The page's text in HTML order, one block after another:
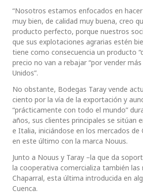
“Nosotros estamos enfocados en
muy bien, de calidad muy buena, creo
producto perfecto, porque nuestros
que sus explotaciones agrarias estén
tiene como consecuencia un producto
precio no van a rebajar “por vender
Unidos”.
No obstante, Bodegas Taray vende
ciento por la vía de la exportación y
“prácticamente con todo el mundo”
años, sus clientes principales se sitúan
e Italia, iniciándose en los mercados de
en este último con la marca Nouus.
Junto a Nouus y Taray –la que da
la cooperativa comercializa también las
Chaparral, esta última introducida en
Cuenca.